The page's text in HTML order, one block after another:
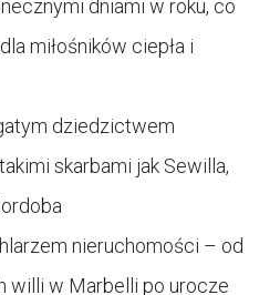
dniami w roku, co
miłośników ciepła i
dziedzictwem
skarbami jak Sewilla,
nieruchomości – od
willi w Marbelli po urocze